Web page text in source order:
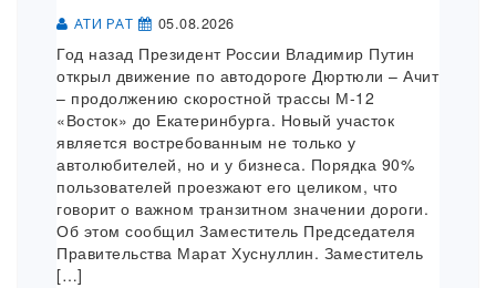
АТИ РАТ 05.08.2026
Год назад Президент России Владимир Путин
открыл движение по автодороге Дюртюли – Ачит
– продолжению скоростной трассы М-12
«Восток» до Екатеринбурга. Новый участок
является востребованным не только у
автолюбителей, но и у бизнеса. Порядка 90%
пользователей проезжают его целиком, что
говорит о важном транзитном значении дороги.
Об этом сообщил Заместитель Председателя
Правительства Марат Хуснуллин. Заместитель
[…]